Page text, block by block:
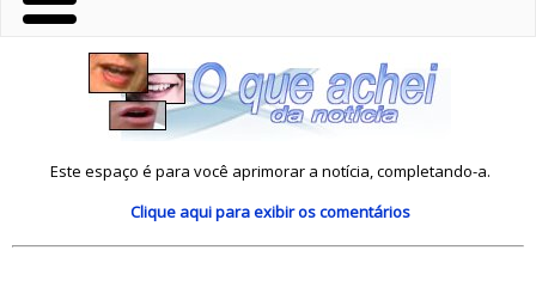
Este espaço é para você aprimorar a notícia, completando-a.
Clique aquipara exibir os comentários